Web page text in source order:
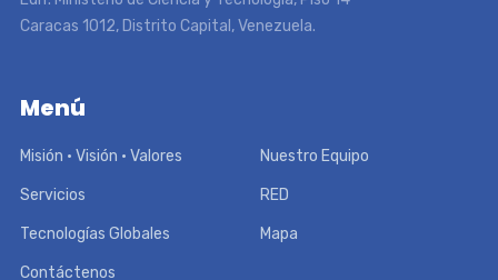
Caracas 1012, Distrito Capital, Venezuela.
Menú
Misión • Visión • Valores Nuestro Equipo
Servicios RED
Tecnologías Globales Mapa
Contáctenos